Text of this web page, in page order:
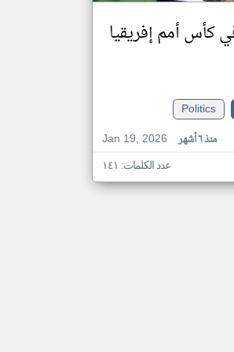
كأس أمم إفريقيا
Politics
Jan 19, 2026
منذ ٦ أشهر
عدد الكلمات: ١٤١